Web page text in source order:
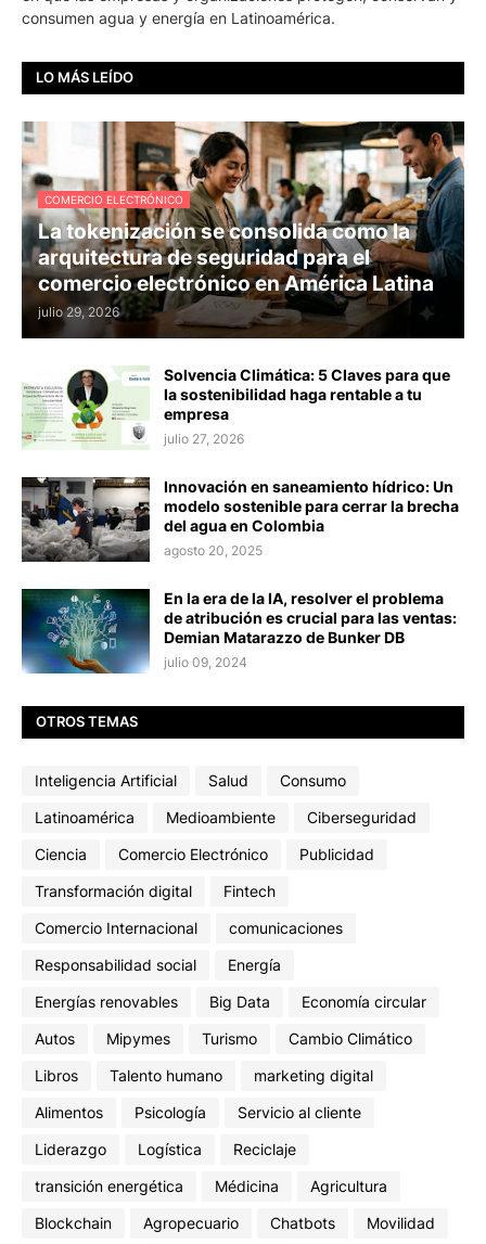
consumen agua y energía en Latinoamérica.
LO MÁS LEÍDO
COMERCIO ELECTRÓNICO
La tokenización se consolida como la
arquitectura de seguridad para el
comercio electrónico en América Latina
julio 29, 2026
Solvencia Climática: 5 Claves para que
la sostenibilidad haga rentable a tu
empresa
julio 27, 2026
Innovación en saneamiento hídrico: Un
modelo sostenible para cerrar la brecha
del agua en Colombia
agosto 20, 2025
En la era de la IA, resolver el problema
de atribución es crucial para las ventas:
Demian Matarazzo de Bunker DB
julio 09, 2024
OTROS TEMAS
Inteligencia Artificial Salud
Consumo
Latinoamérica
Medioambiente
Ciberseguridad
Ciencia
Comercio Electrónico
Publicidad
Transformación digital
Fintech
Comercio Internacional
comunicaciones
Responsabilidad social
Energía
Energías renovables
Big Data
Economía circular
Autos
Mipymes Turismo
Cambio Climático
Libros
Talento humano
marketing digital
Alimentos
Psicología
Servicio al cliente
Liderazgo
Logística
Reciclaje
transición energética
Médicina
Agricultura
Blockchain
Agropecuario Chatbots
Movilidad